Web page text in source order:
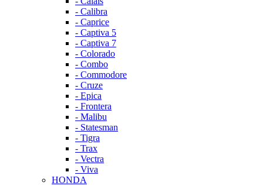
- Calibra
- Caprice
- Captiva 5
- Captiva 7
- Colorado
- Combo
- Commodore
- Cruze
- Epica
- Frontera
- Malibu
- Statesman
- Tigra
- Trax
- Vectra
- Viva
HONDA